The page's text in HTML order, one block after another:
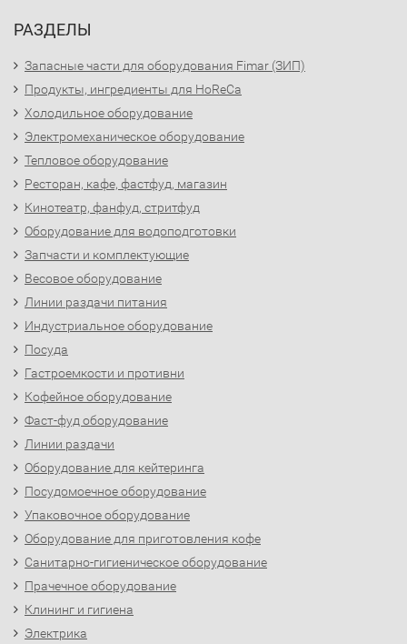
РАЗДЕЛЫ
Запасные части для оборудования Fimar (ЗИП)
Продукты, ингредиенты для HoReCa
Холодильное оборудование
Электромеханическое оборудование
Тепловое оборудование
Ресторан, кафе, фастфуд, магазин
Кинотеатр, фанфуд, стритфуд
Оборудование для водоподготовки
Запчасти и комплектующие
Весовое оборудование
Линии раздачи питания
Индустриальное оборудование
Посуда
Гастроемкости и противни
Кофейное оборудование
Фаст-фуд оборудование
Линии раздачи
Оборудование для кейтеринга
Посудомоечное оборудование
Упаковочное оборудование
Оборудование для приготовления кофе
Санитарно-гигиеническое оборудование
Прачечное оборудование
Клининг и гигиена
Электрика